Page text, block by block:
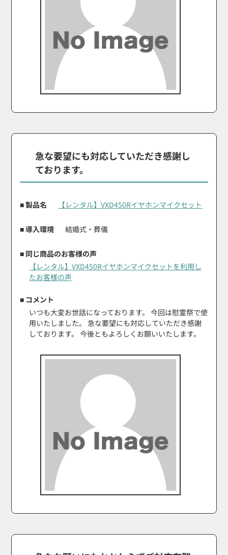
急な要望にも対応していただき感謝し
ております。
■ 製品名 【レンタル】VXD450Rイヤホンマイクセット
■ 導入環境 結婚式・葬儀
■ 同じ商品のお客様の声
【レンタル】VXD450Rイヤホンマイクセットを利用し
たお客様の声
■ コメント
いつも大変お世話になっております。 今回は慰霊祭で使
用いたしました。 急な要望にも対応していただき感謝
しております。 今後ともよろしくお願いいたします。